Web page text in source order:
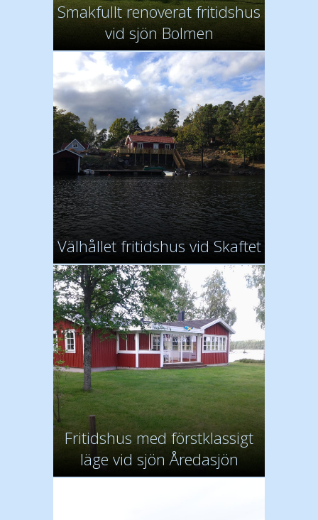
Smakfullt renoverat fritidshus
vid sjön Bolmen
Välhållet fritidshus vid Skaftet
Fritidshus med förstklassigt
läge vid sjön Åredasjön